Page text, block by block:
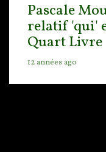
Pascale
relatif 'qui'
Quart Livre
12 années ago